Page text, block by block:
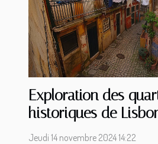
Exploration des
historiques de
et Chiado
Jeudi 14 novembre 2024 14:22